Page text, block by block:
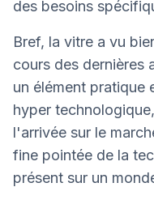
des besoins
Bref, la vitre a vu
cours des dernières
un élément pratique
hyper
l'arrivée sur le
fine pointée de la
présent sur un